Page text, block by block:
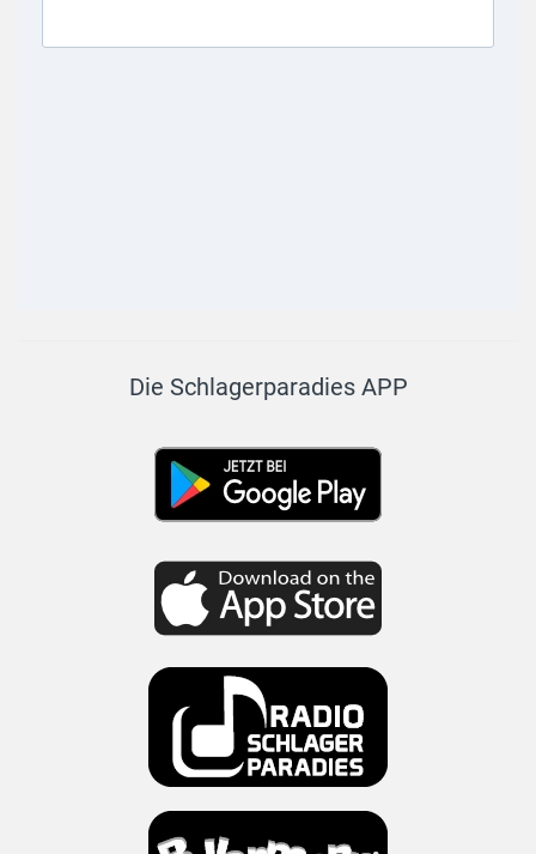
Die Schlagerparadies APP